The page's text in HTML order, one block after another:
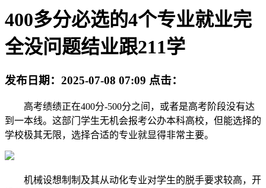
400多分必选的4个专业就业完
全没问题结业跟211学
发布日期： 2025-07-08 07:09 点击：
高考绩绩正在400分-500分之间，或者是高考阶段没有达
到一本线。这部门学生无机会报考公办本科高校，但能选择的
学校极其无限，选择合适的专业就显得非常主要。
机械设想制制及其从动化专业对学生的脱手要求较高，开